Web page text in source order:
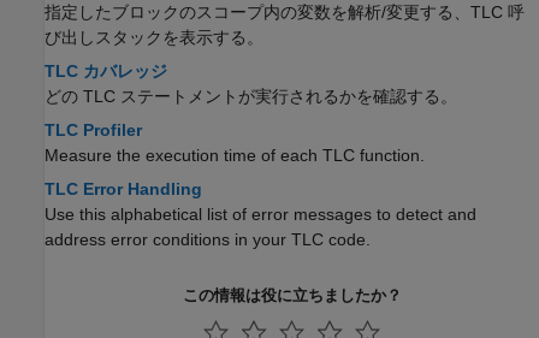
指定したブロックのスコープ内の変数を解析/変更する、TLC 呼
び出しスタックを表示する。
TLC カバレッジ
どの TLC ステートメントが実行されるかを確認する。
TLC Profiler
Measure the execution time of each TLC function.
TLC Error Handling
Use this alphabetical list of error messages to detect and
address error conditions in your TLC code.
この情報は役に立ちましたか？